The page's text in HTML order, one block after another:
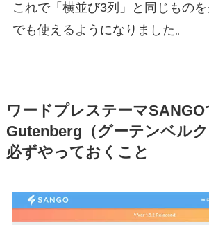
これで「横並び3列」と同じもの
でも使えるようになりました。
ワードプレステーマSANGO
Gutenberg（グーテンベル
必ずやっておくこと